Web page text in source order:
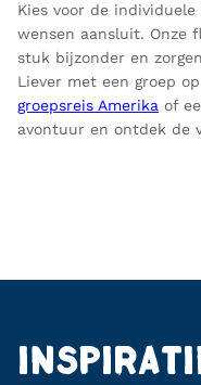
Kies voor de
wensen aansluit. Onze
stuk bijzonder en
Liever met een groep
groepsreis Amerika of
avontuur en ontdek de